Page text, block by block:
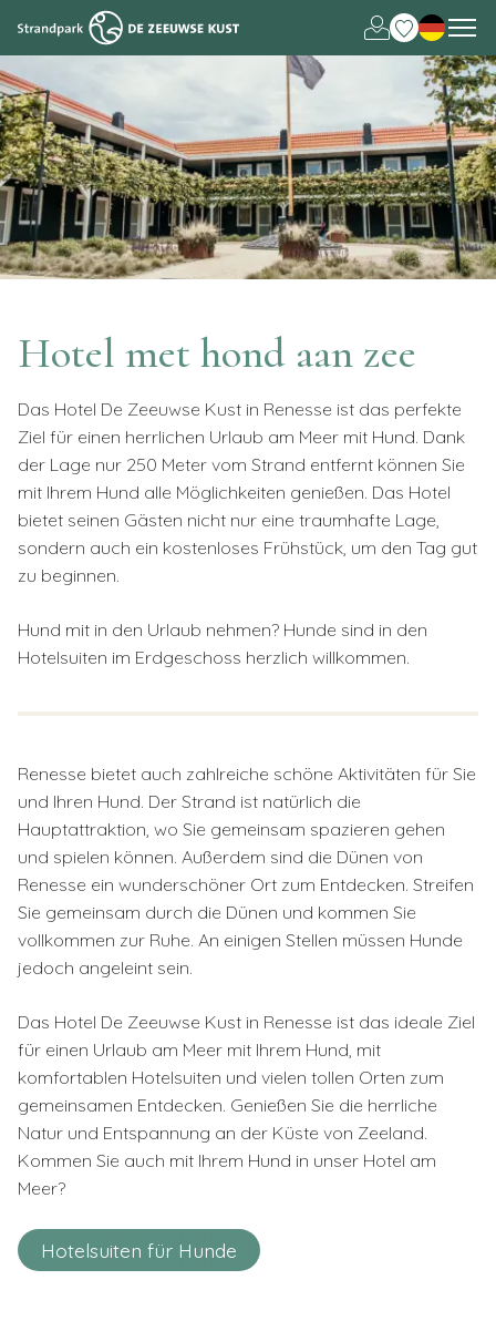
English
Hotel met hond aan zee
Das Hotel De Zeeuwse Kust in Renesse ist das perfekte
Ziel für einen herrlichen Urlaub am Meer mit Hund. Dank
der Lage nur 250 Meter vom Strand entfernt können Sie
mit Ihrem Hund alle Möglichkeiten genießen. Das Hotel
bietet seinen Gästen nicht nur eine traumhafte Lage,
sondern auch ein kostenloses Frühstück, um den Tag gut
zu beginnen.
Hund mit in den Urlaub nehmen? Hunde sind in den
Hotelsuiten im Erdgeschoss herzlich willkommen.
Renesse bietet auch zahlreiche schöne Aktivitäten für Sie
und Ihren Hund. Der Strand ist natürlich die
Hauptattraktion, wo Sie gemeinsam spazieren gehen
und spielen können. Außerdem sind die Dünen von
Renesse ein wunderschöner Ort zum Entdecken. Streifen
Sie gemeinsam durch die Dünen und kommen Sie
vollkommen zur Ruhe. An einigen Stellen müssen Hunde
jedoch angeleint sein.
Das Hotel De Zeeuwse Kust in Renesse ist das ideale Ziel
für einen Urlaub am Meer mit Ihrem Hund, mit
komfortablen Hotelsuiten und vielen tollen Orten zum
gemeinsamen Entdecken. Genießen Sie die herrliche
Natur und Entspannung an der Küste von Zeeland.
Kommen Sie auch mit Ihrem Hund in unser Hotel am
Meer?
Hotelsuiten für Hunde